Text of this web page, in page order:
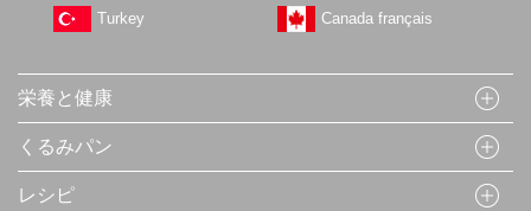
Turkey Canada français
栄養と健康
くるみパン
レシピ